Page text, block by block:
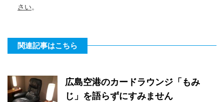
さい。
関連記事はこちら
広島空港のカードラウンジ「もみ
じ」を語らずにすみません